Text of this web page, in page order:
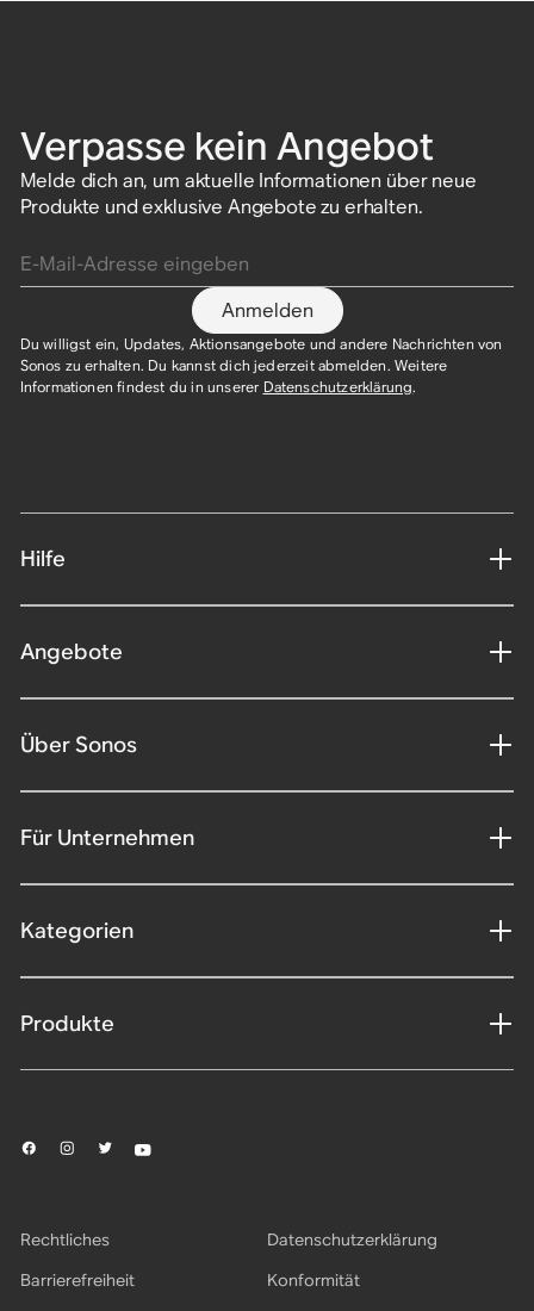
Verpasse kein Angebot
Melde dich an, um aktuelle Informationen über neue
Produkte und exklusive Angebote zu erhalten.
Anmelden
Du willigst ein, Updates, Aktionsangebote und andere Nachrichten von
Sonos zu erhalten. Du kannst dich jederzeit abmelden. Weitere
Informationen findest du in unserer Datenschutzerklärung.​
Hilfe
Angebote
Über Sonos
Für Unternehmen
Kategorien
Produkte
Rechtliches
Datenschutzerklärung
Barrierefreiheit
Konformität